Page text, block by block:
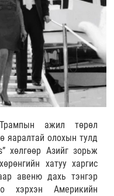
ажил төрөл
яаралтай олохын тулд
хөлгөөр Азийг зорьж
хатуу харгис
авеню дахь тэнгэр
хэрхэн Америкийн